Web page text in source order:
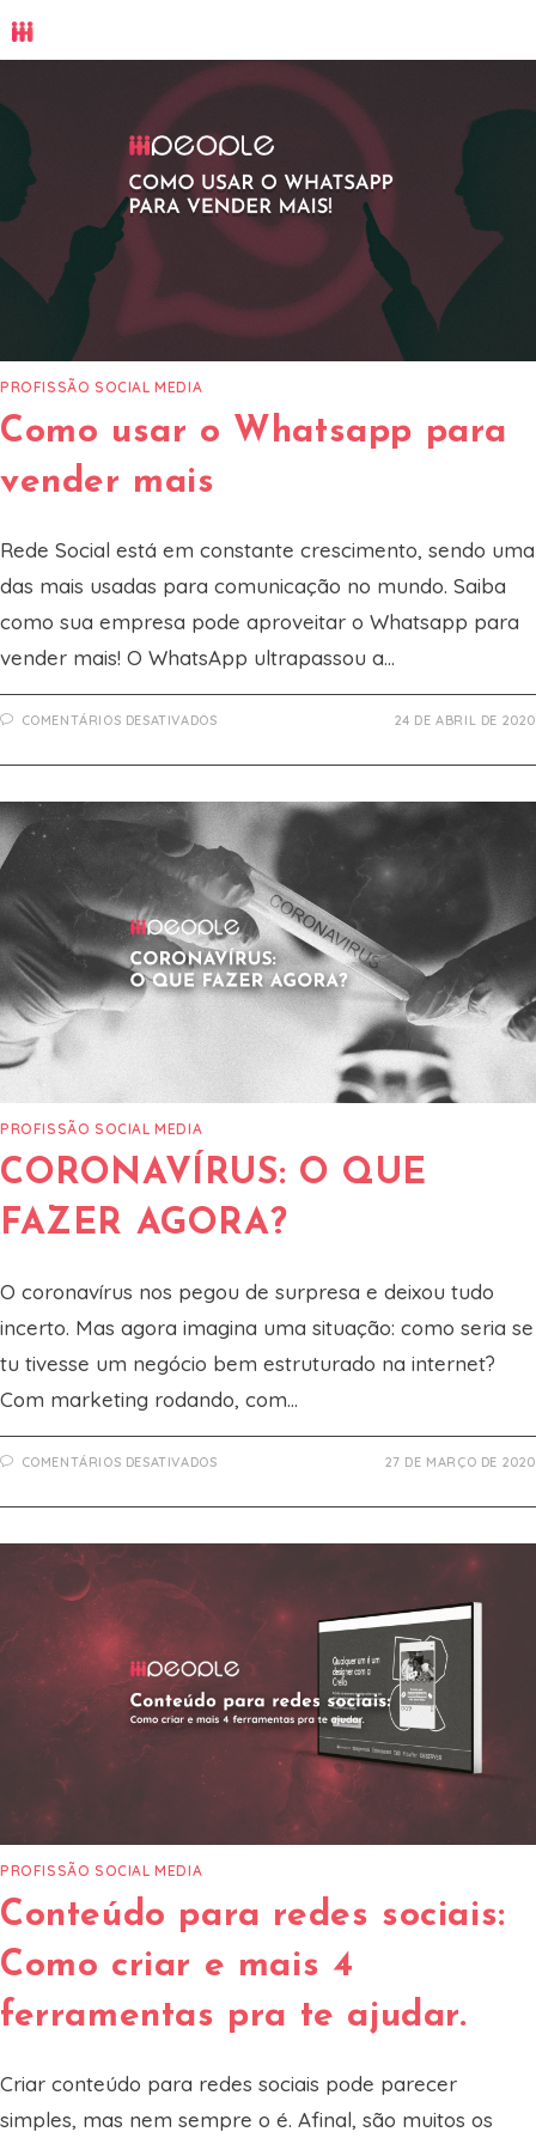
para
conteúdo
PROFISSÃO SOCIAL MEDIA
Como usar o Whatsapp para
vender mais
Rede Social está em constante crescimento, sendo uma
das mais usadas para comunicação no mundo. Saiba
como sua empresa pode aproveitar o Whatsapp para
vender mais! O WhatsApp ultrapassou a…
COMENTÁRIOS DESATIVADOSEM
O
PARA
VENDER
MAIS
24 DE ABRIL DE 2020
PROFISSÃO SOCIAL MEDIA
CORONAVÍRUS: O QUE
FAZER AGORA?
O coronavírus nos pegou de surpresa e deixou tudo
incerto. Mas agora imagina uma situação: como seria se
tu tivesse um negócio bem estruturado na internet?
Com marketing rodando, com…
COMENTÁRIOS DESATIVADOSEM
QUE
AGORA?
27 DE MARÇO DE 2020
PROFISSÃO SOCIAL MEDIA
Conteúdo para redes sociais:
Como criar e mais 4
ferramentas pra te ajudar.
Criar conteúdo para redes sociais pode parecer
simples, mas nem sempre o é. Afinal, são muitos os